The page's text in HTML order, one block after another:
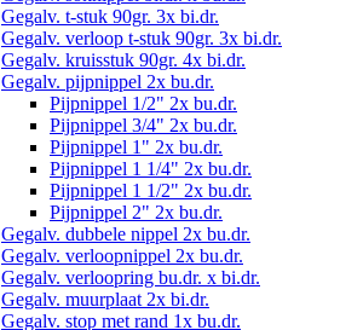
Gegalv. t-stuk 90gr. 3x bi.dr.
Gegalv. verloop t-stuk 90gr. 3x bi.dr.
Gegalv. kruisstuk 90gr. 4x bi.dr.
Gegalv. pijpnippel 2x bu.dr.
Pijpnippel 1/2" 2x bu.dr.
Pijpnippel 3/4" 2x bu.dr.
Pijpnippel 1" 2x bu.dr.
Pijpnippel 1 1/4" 2x bu.dr.
Pijpnippel 1 1/2" 2x bu.dr.
Pijpnippel 2" 2x bu.dr.
Gegalv. dubbele nippel 2x bu.dr.
Gegalv. verloopnippel 2x bu.dr.
Gegalv. verloopring bu.dr. x bi.dr.
Gegalv. muurplaat 2x bi.dr.
Gegalv. stop met rand 1x bu.dr.